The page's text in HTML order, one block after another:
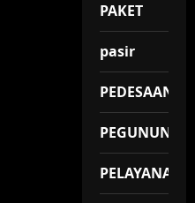
PAKET
pasir
PEDESAAN
PELAYANAN